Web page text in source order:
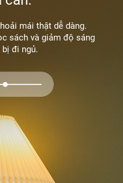
mái thật dễ dàng.
sách và giảm độ sáng
bị đi ngủ.